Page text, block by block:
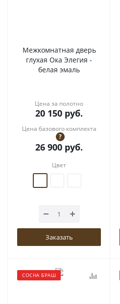
Межкомнатная дверь
глухая Ока Элегия -
белая эмаль
Цена за полотно
20 150 руб.
Цена базового комплекта
?
26 900 руб.
Цвет
Заказать
СОСНА БРАШ